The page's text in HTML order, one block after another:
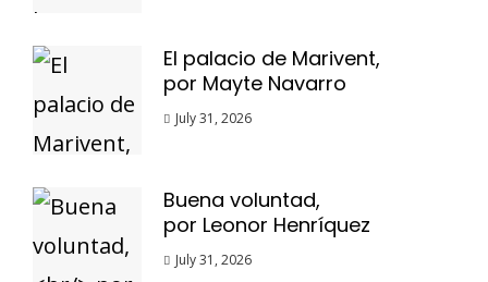
El palacio de Marivent,
por Mayte Navarro
July 31, 2026
Buena voluntad,
por Leonor Henríquez
July 31, 2026